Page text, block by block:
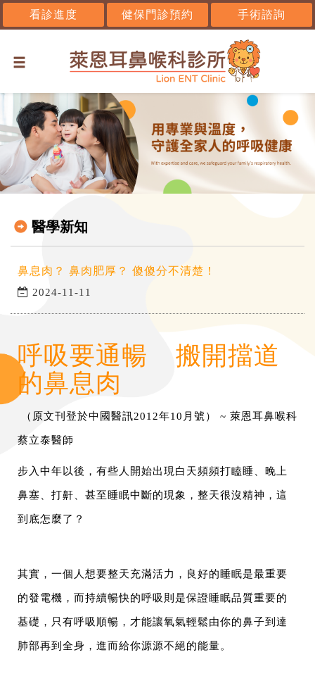
看診進度 健保門診預約 手術諮詢
醫學新知
鼻息肉？ 鼻肉肥厚？ 傻傻分不清楚！
2024-11-11
呼吸要通暢 搬開擋道
的鼻息肉
（原文刊登於中國醫訊2012年10月號） ~ 萊恩耳鼻喉科
蔡立泰醫師
步入中年以後，有些人開始出現白天頻頻打瞌睡、晚上
鼻塞、打鼾、甚至睡眠中斷的現象，整天很沒精神，這
到底怎麼了？
其實，一個人想要整天充滿活力，良好的睡眠是最重要
的發電機，而持續暢快的呼吸則是保證睡眠品質重要的
基礎，只有呼吸順暢，才能讓氧氣輕鬆由你的鼻子到達
肺部再到全身，進而給你源源不絕的能量。